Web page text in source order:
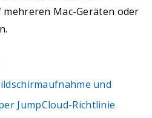
Mac-Geräten oder
und
JumpCloud-Richtlinie